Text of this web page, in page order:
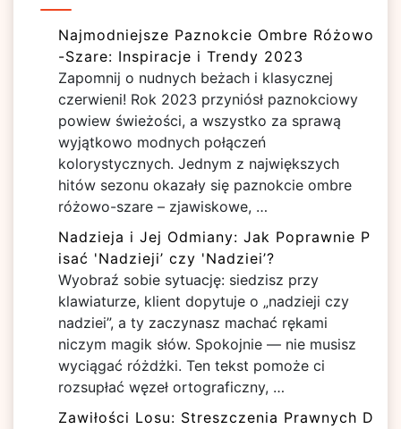
Najmodniejsze Paznokcie Ombre Różowo
-Szare: Inspiracje i Trendy 2023
Zapomnij o nudnych beżach i klasycznej
czerwieni! Rok 2023 przyniósł paznokciowy
powiew świeżości, a wszystko za sprawą
wyjątkowo modnych połączeń
kolorystycznych. Jednym z największych
hitów sezonu okazały się paznokcie ombre
różowo-szare – zjawiskowe, …
Nadzieja i Jej Odmiany: Jak Poprawnie P
isać 'Nadzieji’ czy 'Nadziei’?
Wyobraź sobie sytuację: siedzisz przy
klawiaturze, klient dopytuje o „nadzieji czy
nadziei”, a ty zaczynasz machać rękami
niczym magik słów. Spokojnie — nie musisz
wyciągać różdżki. Ten tekst pomoże ci
rozsupłać węzeł ortograficzny, …
Zawiłości Losu: Streszczenia Prawnych D